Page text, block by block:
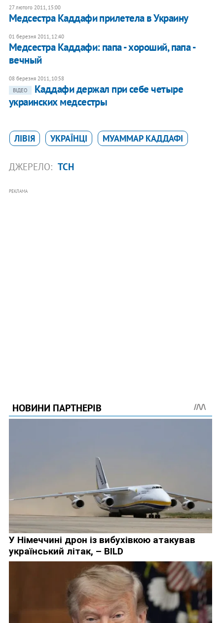
27 лютого 2011, 15:00
Медсестра Каддафи прилетела в Украину
01 березня 2011, 12:40
Медсестра Каддафи: папа - хороший, папа -
вечный
08 березня 2011, 10:58
ВІДЕО
Каддафи держал при себе четыре
украинских медсестры
ЛІВІЯ УКРАЇНЦІ МУАММАР КАДДАФІ
ДЖЕРЕЛО: ТСН
РЕКЛАМА